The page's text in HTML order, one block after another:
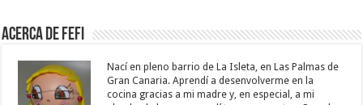
Acerca de Fefi
Nací en pleno barrio de La Isleta, en Las Palmas de
Gran Canaria. Aprendí a desenvolverme en la
cocina gracias a mi madre y, en especial, a mi